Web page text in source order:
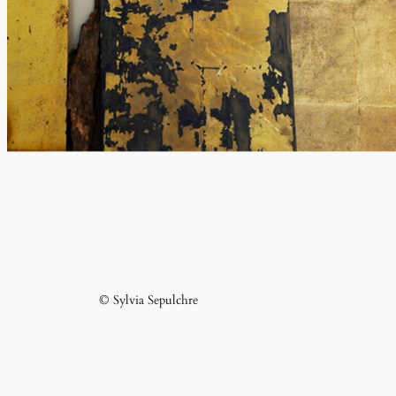
© Sylvia Sepulchre